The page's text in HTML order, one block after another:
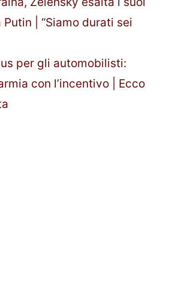
| “Siamo durati sei
per gli automobilisti:
con l’incentivo | Ecco